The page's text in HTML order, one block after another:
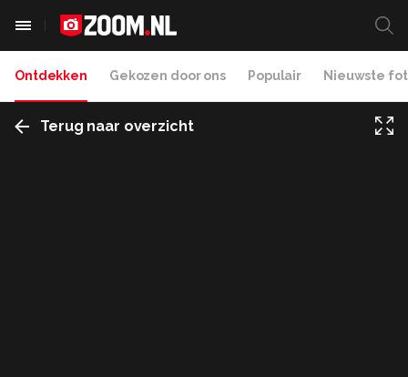
Ontdekken Gekozen door ons Populair Nieuwste
Terug naar overzicht